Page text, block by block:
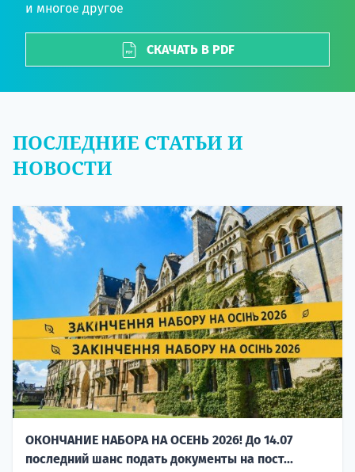
и многое другое
СКАЧАТЬ В PDF
ПОСЛЕДНИЕ СТАТЬИ И
НОВОСТИ
ОКОНЧАНИЕ НАБОРА НА ОСЕНЬ 2026! До 14.07
последний шанс подать документы на пост...